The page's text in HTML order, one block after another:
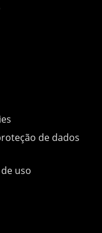
de dados
uso